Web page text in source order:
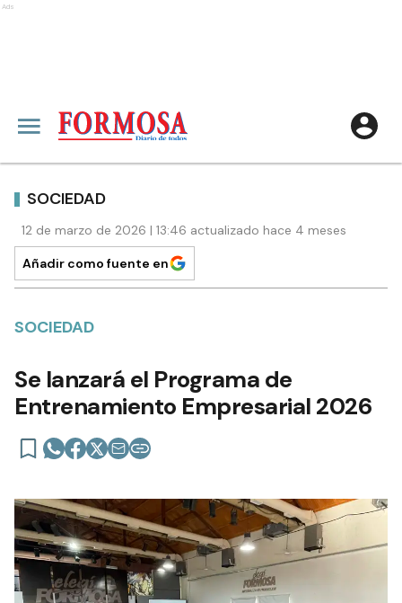
Ads
SOCIEDAD
12 de marzo de 2026 | 13:46 actualizado hace 4 meses
Añadir como fuente en
SOCIEDAD
Se lanzará el Programa de
Entrenamiento Empresarial 2026